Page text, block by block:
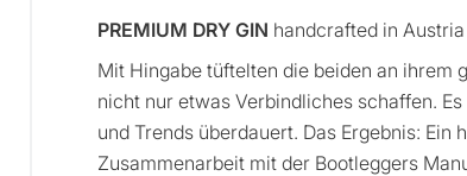
PREMIUM DRY GIN handcrafted in Austria
Mit Hingabe tüftelten die beiden an ihrem
nicht nur etwas Verbindliches schaffen.
und Trends überdauert. Das Ergebnis:
Zusammenarbeit mit der Bootleggers